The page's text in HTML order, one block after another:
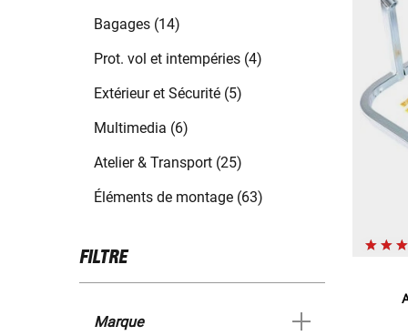
Bagages (14)
Prot. vol et intempéries (4)
Extérieur et Sécurité (5)
Multimedia (6)
Atelier & Transport (25)
Éléments de montage (63)
FILTRE
Marque